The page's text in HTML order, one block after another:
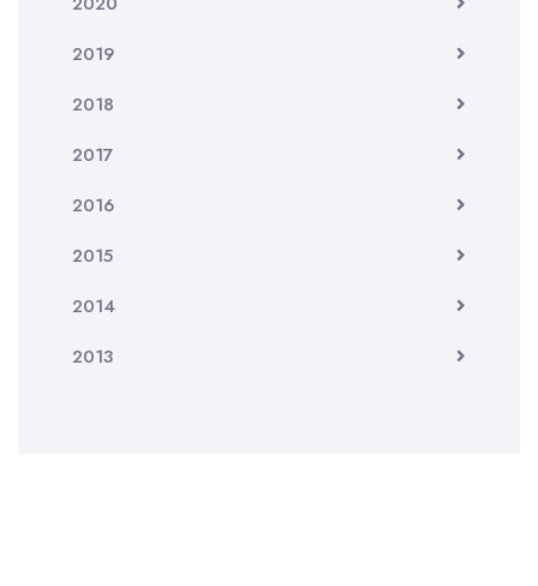
2019
2018
2017
2016
2015
2014
2013